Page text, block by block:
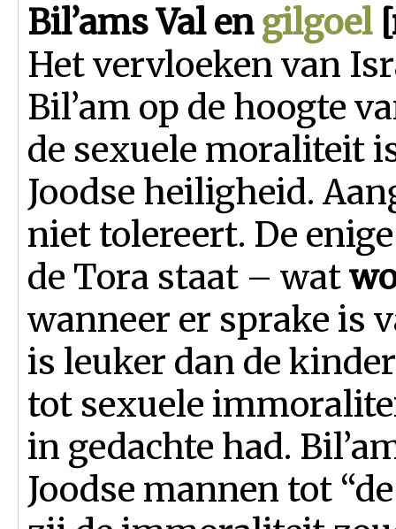
Bil’ams Val engilgoel
Het vervloeken van
Bil’am op de hoogte
de sexuele moraliteit
Joodse heiligheid.
niet tolereert. De
de Tora staat – wat
wanneer er sprake is
is leuker dan de
tot sexuele
in gedachte had.
Joodse mannen tot